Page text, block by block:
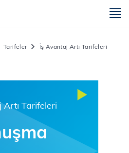
Tarifeler İş Avantaj Artı Tarifeleri
Tarifeleri